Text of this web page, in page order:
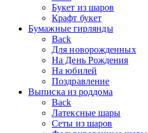
Букет из шаров
Крафт букет
Бумажные гирлянды
Back
Для новорожденных
На День Рождения
На юбилей
Поздравление
Выписка из роддома
Back
Латексные шары
Сеты из шаров